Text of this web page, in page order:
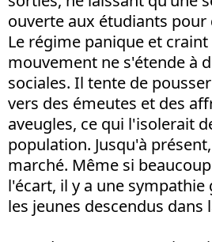
ouverte aux étudiants
Le régime panique et craint
mouvement ne s'étende à
sociales. Il tente de
vers des émeutes et des
aveugles, ce qui l'isolerait
population. Jusqu'à
marché. Même si
l'écart, il y a une
les jeunes descendus dans